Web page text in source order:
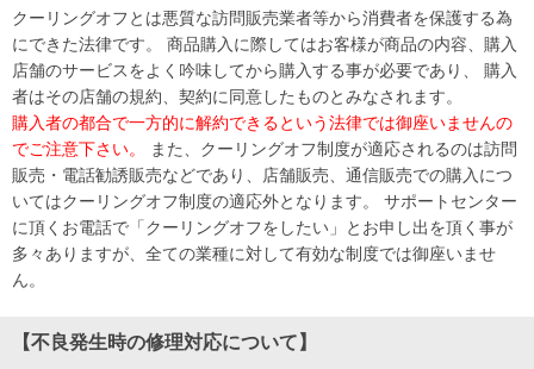
クーリングオフとは悪質な訪問販売業者等から消費者を保護する為
にできた法律です。 商品購入に際してはお客様が商品の内容、購入
店舗のサービスをよく吟味してから購入する事が必要であり、 購入
者はその店舗の規約、契約に同意したものとみなされます。
購入者の都合で一方的に解約できるという法律では御座いませんの
でご注意下さい。
また、クーリングオフ制度が適応されるのは訪問
販売・電話勧誘販売などであり、店舗販売、通信販売での購入につ
いてはクーリングオフ制度の適応外となります。 サポートセンター
に頂くお電話で「クーリングオフをしたい」とお申し出を頂く事が
多々ありますが、全ての業種に対して有効な制度では御座いませ
ん。
【不良発生時の修理対応について】